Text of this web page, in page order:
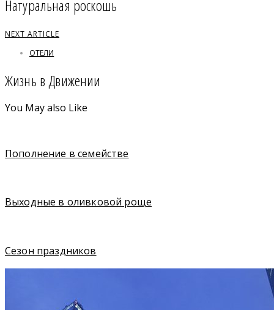
Натуральная роскошь
NEXT ARTICLE
ОТЕЛИ
Жизнь в Движении
You May also Like
Пополнение в семействе
Выходные в оливковой роще
Сезон праздников